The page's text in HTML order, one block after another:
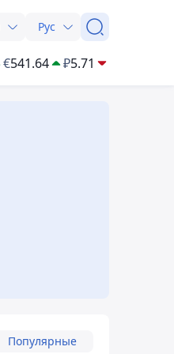
Рус
€541.64 ₽5.71
Популярные